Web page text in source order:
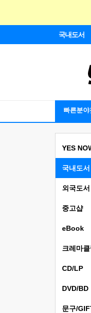
국내도서
빠른분야
YES
국내도서
외국도서
중고샵
eBook
크레마클
CD/LP
DVD/BD
문구/